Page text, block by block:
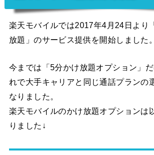
楽天モバイルでは2017年4月24日より
放題」のサービス提供を開始しました。
今までは「5分かけ放題オプション」
れで大手キャリアと同じ通話プランの
なりました。
楽天モバイルのかけ放題オプションは
りました↓